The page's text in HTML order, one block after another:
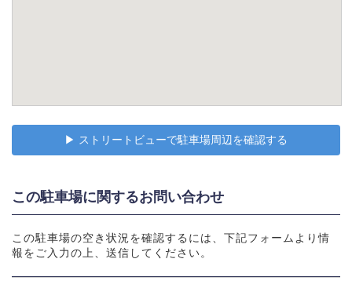
▶︎ ストリートビューで駐車場周辺を確認する
この駐車場に関するお問い合わせ
この駐車場の空き状況を確認するには、下記フォームより情
報をご入力の上、送信してください。